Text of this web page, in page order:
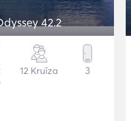
42.2
12 Kruīza 3